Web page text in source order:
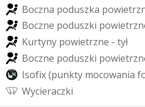
Boczna poduszka powietrz
Boczne poduszki powietrzn
Kurtyny powietrzne - tył
Boczne poduszki powietrzn
Isofix(punkty mocowania f
Wycieraczki